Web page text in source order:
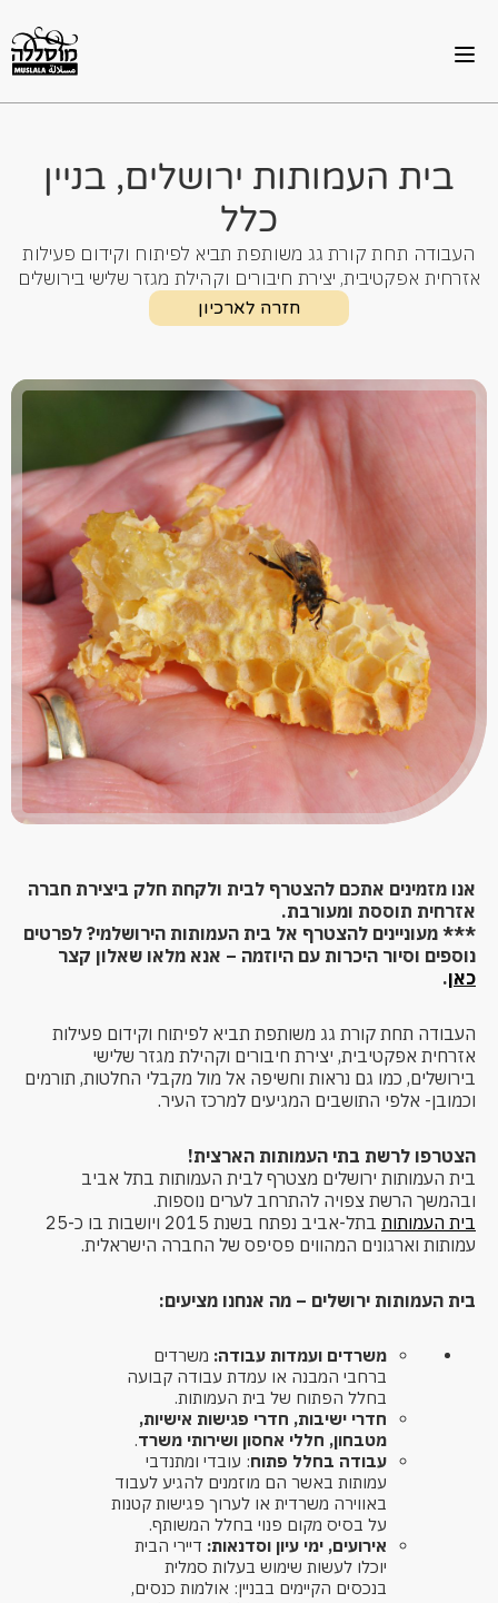
בית העמותות ירושלים, בניין
כלל
העבודה תחת קורת גג משותפת תביא לפיתוח וקידום פעילות
אזרחית אפקטיבית, יצירת חיבורים וקהילת מגזר שלישי בירושלים
חזרה לארכיון
אנו מזמינים אתכם להצטרף לבית ולקחת חלק ביצירת חברה
אזרחית תוססת ומעורבת.
*** מעוניינים להצטרף אל בית העמותות הירושלמי? לפרטים
נוספים וסיור היכרות עם היוזמה – אנא מלאו שאלון קצר
כאן.
העבודה תחת קורת גג משותפת תביא לפיתוח וקידום פעילות
אזרחית אפקטיבית, יצירת חיבורים וקהילת מגזר שלישי
בירושלים, כמו גם נראות וחשיפה אל מול מקבלי החלטות, תורמים
וכמובן- אלפי התושבים המגיעים למרכז העיר.
הצטרפו לרשת בתי העמותות הארצית!
בית העמותות ירושלים מצטרף לבית העמותות בתל אביב
ובהמשך הרשת צפויה להתרחב לערים נוספות.
בית העמותות
בתל-אביב נפתח בשנת 2015 ויושבות בו כ-25
עמותות וארגונים המהווים פסיפס של החברה הישראלית.
בית העמותות ירושלים – מה אנחנו מציעים:
משרדים ועמדות עבודה: משרדים
ברחבי המבנה או עמדת עבודה קבועה
בחלל הפתוח של בית העמותות.
חדרי ישיבות, חדרי פגישות אישיות,
מטבחון, חללי אחסון ושירותי משרד.
עבודה בחלל פתוח: עובדי ומתנדבי
עמותות באשר הם מוזמנים להגיע לעבוד
באווירה משרדית או לערוך פגישות קטנות
על בסיס מקום פנוי בחלל המשותף.
אירועים, ימי עיון וסדנאות: דיירי הבית
יוכלו לעשות שימוש בעלות סמלית
בנכסים הקיימים בבניין: אולמות כנסים,